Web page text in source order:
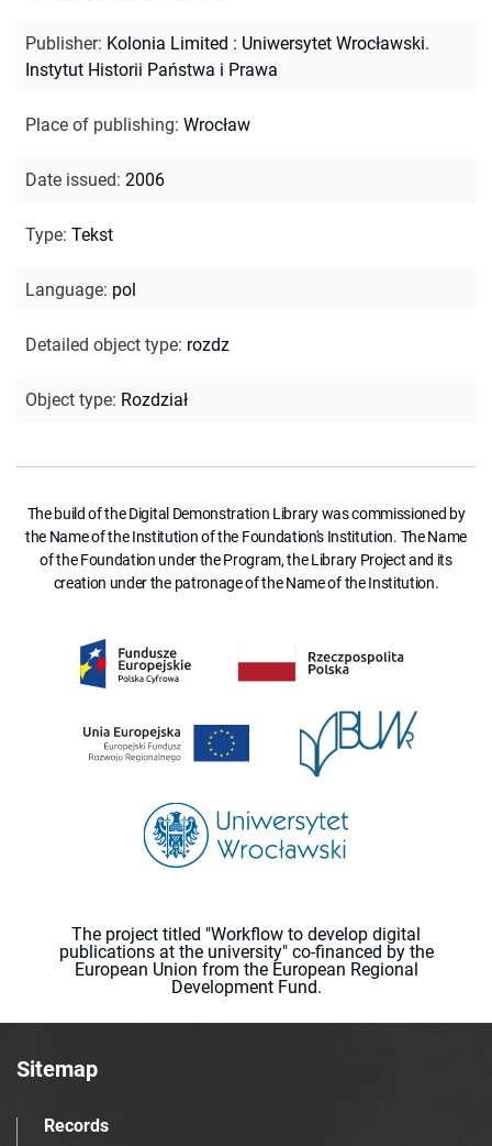
Publisher: Kolonia Limited : Uniwersytet Wrocławski.
Instytut Historii Państwa i Prawa
Place of publishing: Wrocław
Date issued: 2006
Type: Tekst
Language: pol
Detailed object type: rozdz
Object type: Rozdział
The build of the Digital Demonstration Library was commissioned by
the Name of the Institution of the Foundation's Institution. The Name
of the Foundation under the Program, the Library Project and its
creation under the patronage of the Name of the Institution.
The project titled "Workflow to develop digital
publications at the university" co-financed by the
European Union from the European Regional
Development Fund.
Sitemap
Records